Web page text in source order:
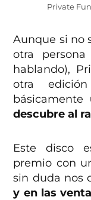
Private
Aunque si no
otra
hablando),
otra
básicamente
descubre al
Este disco
premio con
sin duda nos
y en las